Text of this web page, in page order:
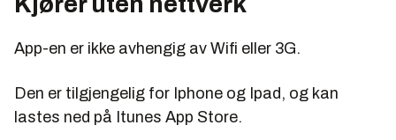
App-en er ikke avhengig av Wifi eller 3G.
Den er tilgjengelig for Iphone og Ipad, og kan
lastes ned på Itunes App Store.